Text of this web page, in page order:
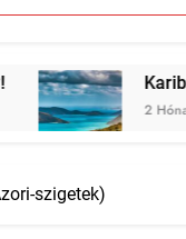
Ezelőtt
szigetek)